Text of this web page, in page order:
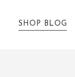
SHOP BLOG